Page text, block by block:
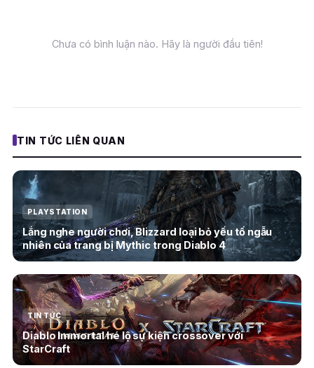
Chưa có bình luận nào. Hãy là người đầu tiên!
TIN TỨC LIÊN QUAN
PLAYSTATION
Lắng nghe người chơi, Blizzard loại bỏ yếu tố ngẫu
nhiên của trang bị Mythic trong Diablo 4
TIN TỨC
Diablo Immortal hé lộ sự kiện crossover với
StarCraft